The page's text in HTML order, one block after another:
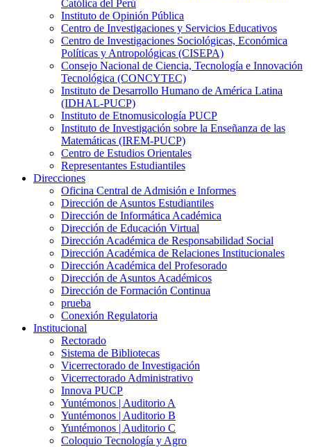
Católica del Perú
Instituto de Opinión Pública
Centro de Investigaciones y Servicios Educativos
Centro de Investigaciones Sociológicas, Económica
Políticas y Antropológicas (CISEPA)
Consejo Nacional de Ciencia, Tecnología e Innovación
Tecnológica (CONCYTEC)
Instituto de Desarrollo Humano de América Latina
(IDHAL-PUCP)
Instituto de Etnomusicología PUCP
Instituto de Investigación sobre la Enseñanza de las
Matemáticas (IREM-PUCP)
Centro de Estudios Orientales
Representantes Estudiantiles
Direcciones
Oficina Central de Admisión e Informes
Dirección de Asuntos Estudiantiles
Dirección de Informática Académica
Dirección de Educación Virtual
Dirección Académica de Responsabilidad Social
Dirección Académica de Relaciones Institucionales
Dirección Académica del Profesorado
Dirección de Asuntos Académicos
Dirección de Formación Continua
prueba
Conexión Regulatoria
Institucional
Rectorado
Sistema de Bibliotecas
Vicerrectorado de Investigación
Vicerrectorado Administrativo
Innova PUCP
Yuntémonos | Auditorio A
Yuntémonos | Auditorio B
Yuntémonos | Auditorio C
Coloquio Tecnología y Agro